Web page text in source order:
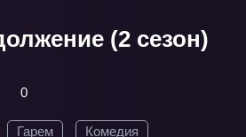
(2 сезон)
0
Гарем Комедия